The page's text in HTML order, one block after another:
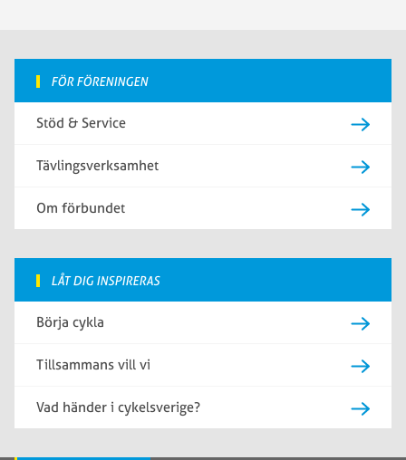
FÖR FÖRENINGEN
Stöd & Service
Tävlingsverksamhet
Om förbundet
LÅT DIG INSPIRERAS
Börja cykla
Tillsammans vill vi
Vad händer i cykelsverige?